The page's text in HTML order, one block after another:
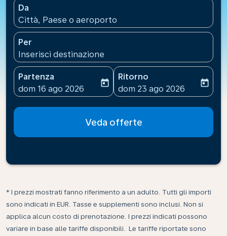
Da
Città, Paese o aeroporto
Per
Inserisci destinazione
Partenza
fc-booking-departure-date-aria-label
dom 16 ago 2026
today
Ritorno
fc-booking-return-date-
dom 23 ago 2026
today
Veda offerte
* I prezzi mostrati fanno riferimento a un adulto. Tutti gli importi
sono indicati in EUR. Tasse e supplementi sono inclusi. Non si
applica alcun costo di prenotazione. I prezzi indicati possono
variare in base alle tariffe disponibili. Le tariffe riportate sono